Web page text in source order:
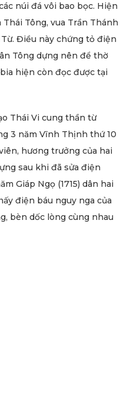
núi đá vôi bao bọc. Hiện
Tông, vua Trần Thánh
Điều này chứng tỏ điện
Tông dựng nên để thờ
hiện còn đọc được tại
Thái Vi cung thần từ
3 năm Vĩnh Thịnh thứ 10
hương trưởng của hai
sau khi đã sửa điện
Giáp Ngọ (1715) dân hai
điện báu nguy nga của
bèn dốc lòng cùng nhau